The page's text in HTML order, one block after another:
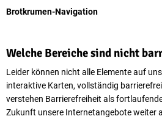
Brotkrumen-Navigation
Welche Bereiche sind nicht
Leider können nicht alle Elemente auf
interaktive Karten, vollständig
verstehen Barrierefreiheit als
Zukunft unsere Internetangebote weiter